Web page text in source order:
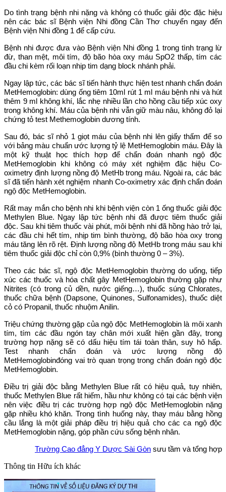
Do tình trạng bệnh nhi nặng và không có thuốc giải độc đặc hiệu
nên các bác sĩ Bệnh viện Nhi đồng Cần Thơ chuyển ngay đến
Bệnh viện Nhi đồng 1 để cấp cứu.
Bệnh nhi được đưa vào Bệnh viện Nhi đồng 1 trong tình trạng lừ
đừ, than mệt, môi tím, độ bão hòa oxy máu SpO2 thấp, tím các
đầu chi kèm rối loạn nhịp tim dạng block nhánh phải.
Ngay lập tức, các bác sĩ tiến hành thực hiện test nhanh chẩn đoán
MetHemoglobin: dùng ống tiêm 10ml rút 1 ml máu bệnh nhi và hút
thêm 9 ml không khí, lắc nhẹ nhiều lần cho hồng cầu tiếp xúc oxy
trong không khí. Máu của bệnh nhi vẫn giữ màu nâu, không đỏ lại
chứng tỏ test Methemoglobin dương tính.
Sau đó, bác sĩ nhỏ 1 giọt máu của bệnh nhi lên giấy thấm để so
với bảng màu chuẩn ước lượng tỷ lệ MetHemoglobin máu. Đây là
một kỹ thuật học thích hợp để chẩn đoán nhanh ngộ độc
MetHemoglobin khi không có máy xét nghiệm đặc hiệu Co-
oximetry định lượng nồng độ MetHb trong máu. Ngoài ra, các bác
sĩ đã tiến hành xét nghiệm nhanh Co-oximetry xác định chẩn đoán
ngộ độc MetHemoglobin.
Rất may mắn cho bệnh nhi khi bệnh viện còn 1 ống thuốc giải độc
Methylen Blue. Ngay lập tức bệnh nhi đã được tiêm thuốc giải
độc. Sau khi tiêm thuốc vài phút, môi bệnh nhi đã hồng hào trở lại,
các đầu chi hết tím, nhịp tim bình thường, độ bão hòa oxy trong
máu tăng lên rõ rệt. Định lượng nồng độ MetHb trong máu sau khi
tiêm thuốc giải độc chỉ còn 0,9% (bình thường 0 – 3%).
Theo các bác sĩ, ngộ độc MetHemoglobin thường do uống, tiếp
xúc các thuốc và hóa chất gây MetHemoglobin thường gặp như
Nitrites (có trong củ dền, nước giếng…), thuốc súng Chlorates,
thuốc chữa bệnh (Dapsone, Quinones, Sulfonamides), thuốc diệt
cỏ có Propanil, thuốc nhuộm Anilin.
Triệu chứng thường gặp của ngộ độc MetHemoglobin là môi xanh
tím, tím các đầu ngón tay chân mới xuất hiện gần đây, trong
trường hợp nặng sẽ có dấu hiệu tím tái toàn thân, suy hô hấp.
Test nhanh chẩn đoán và ước lượng nồng độ
MetHemoglobinđóng vai trò quan trọng trong chẩn đoán ngộ độc
MetHemoglobin.
Điều trị giải độc bằng Methylen Blue rất có hiệu quả, tuy nhiên,
thuốc Methylen Blue rất hiếm, hầu như không có tại các bệnh viện
nên việc điều trị các trường hợp ngộ độc MetHemoglobin nặng
gặp nhiều khó khăn. Trong tình huống này, thay máu bằng hồng
cầu lắng là một giải pháp điều trị hiệu quả cho các ca ngộ độc
MetHemoglobin nặng, góp phần cứu sống bệnh nhân.
Trường Cao đẳng Y Dược Sài Gòn sưu tầm và tổng hợp
Thông tin Hữu ích khác